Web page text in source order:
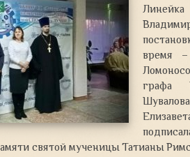
время
графа
святой мученицы Татианы